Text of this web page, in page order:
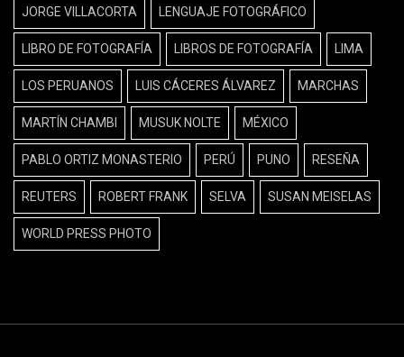
JORGE VILLACORTA LENGUAJE FOTOGRÁFICO
LIBRO DE FOTOGRAFÍA LIBROS DE FOTOGRAFÍA LIMA
LOS PERUANOS LUIS CÁCERES ÁLVAREZ MARCHAS
MARTÍN CHAMBI MUSUK NOLTE MÉXICO
PABLO ORTIZ MONASTERIO PERÚ PUNO RESEÑA
REUTERS ROBERT FRANK SELVA SUSAN MEISELAS
WORLD PRESS PHOTO